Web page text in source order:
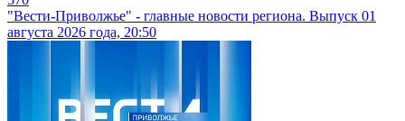
"Вести-Приволжье" - главные новости региона. Выпуск 01
августа 2026 года, 20:50